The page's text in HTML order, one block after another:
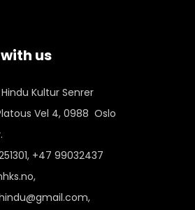
us
Kultur Senrer
Vel 4, 0988 Oslo
+47 99032437